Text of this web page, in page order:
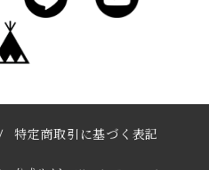
特定商取引に基づく表記